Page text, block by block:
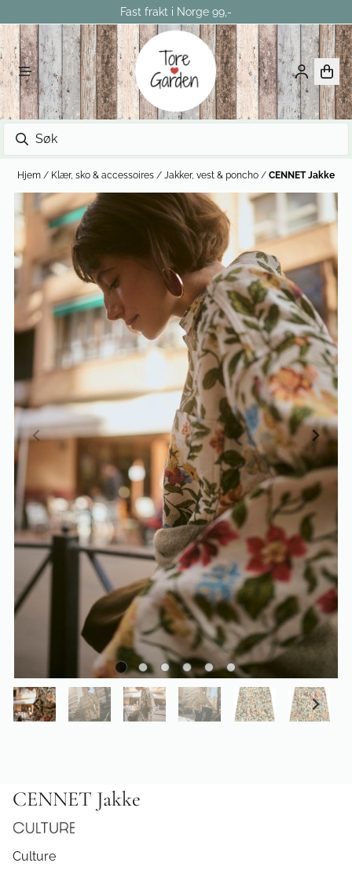
Fast frakt i Norge 99,-
Hjem / Klær, sko & accessoires / Jakker, vest & poncho / CENNET Jakke
CENNET Jakke
Culture